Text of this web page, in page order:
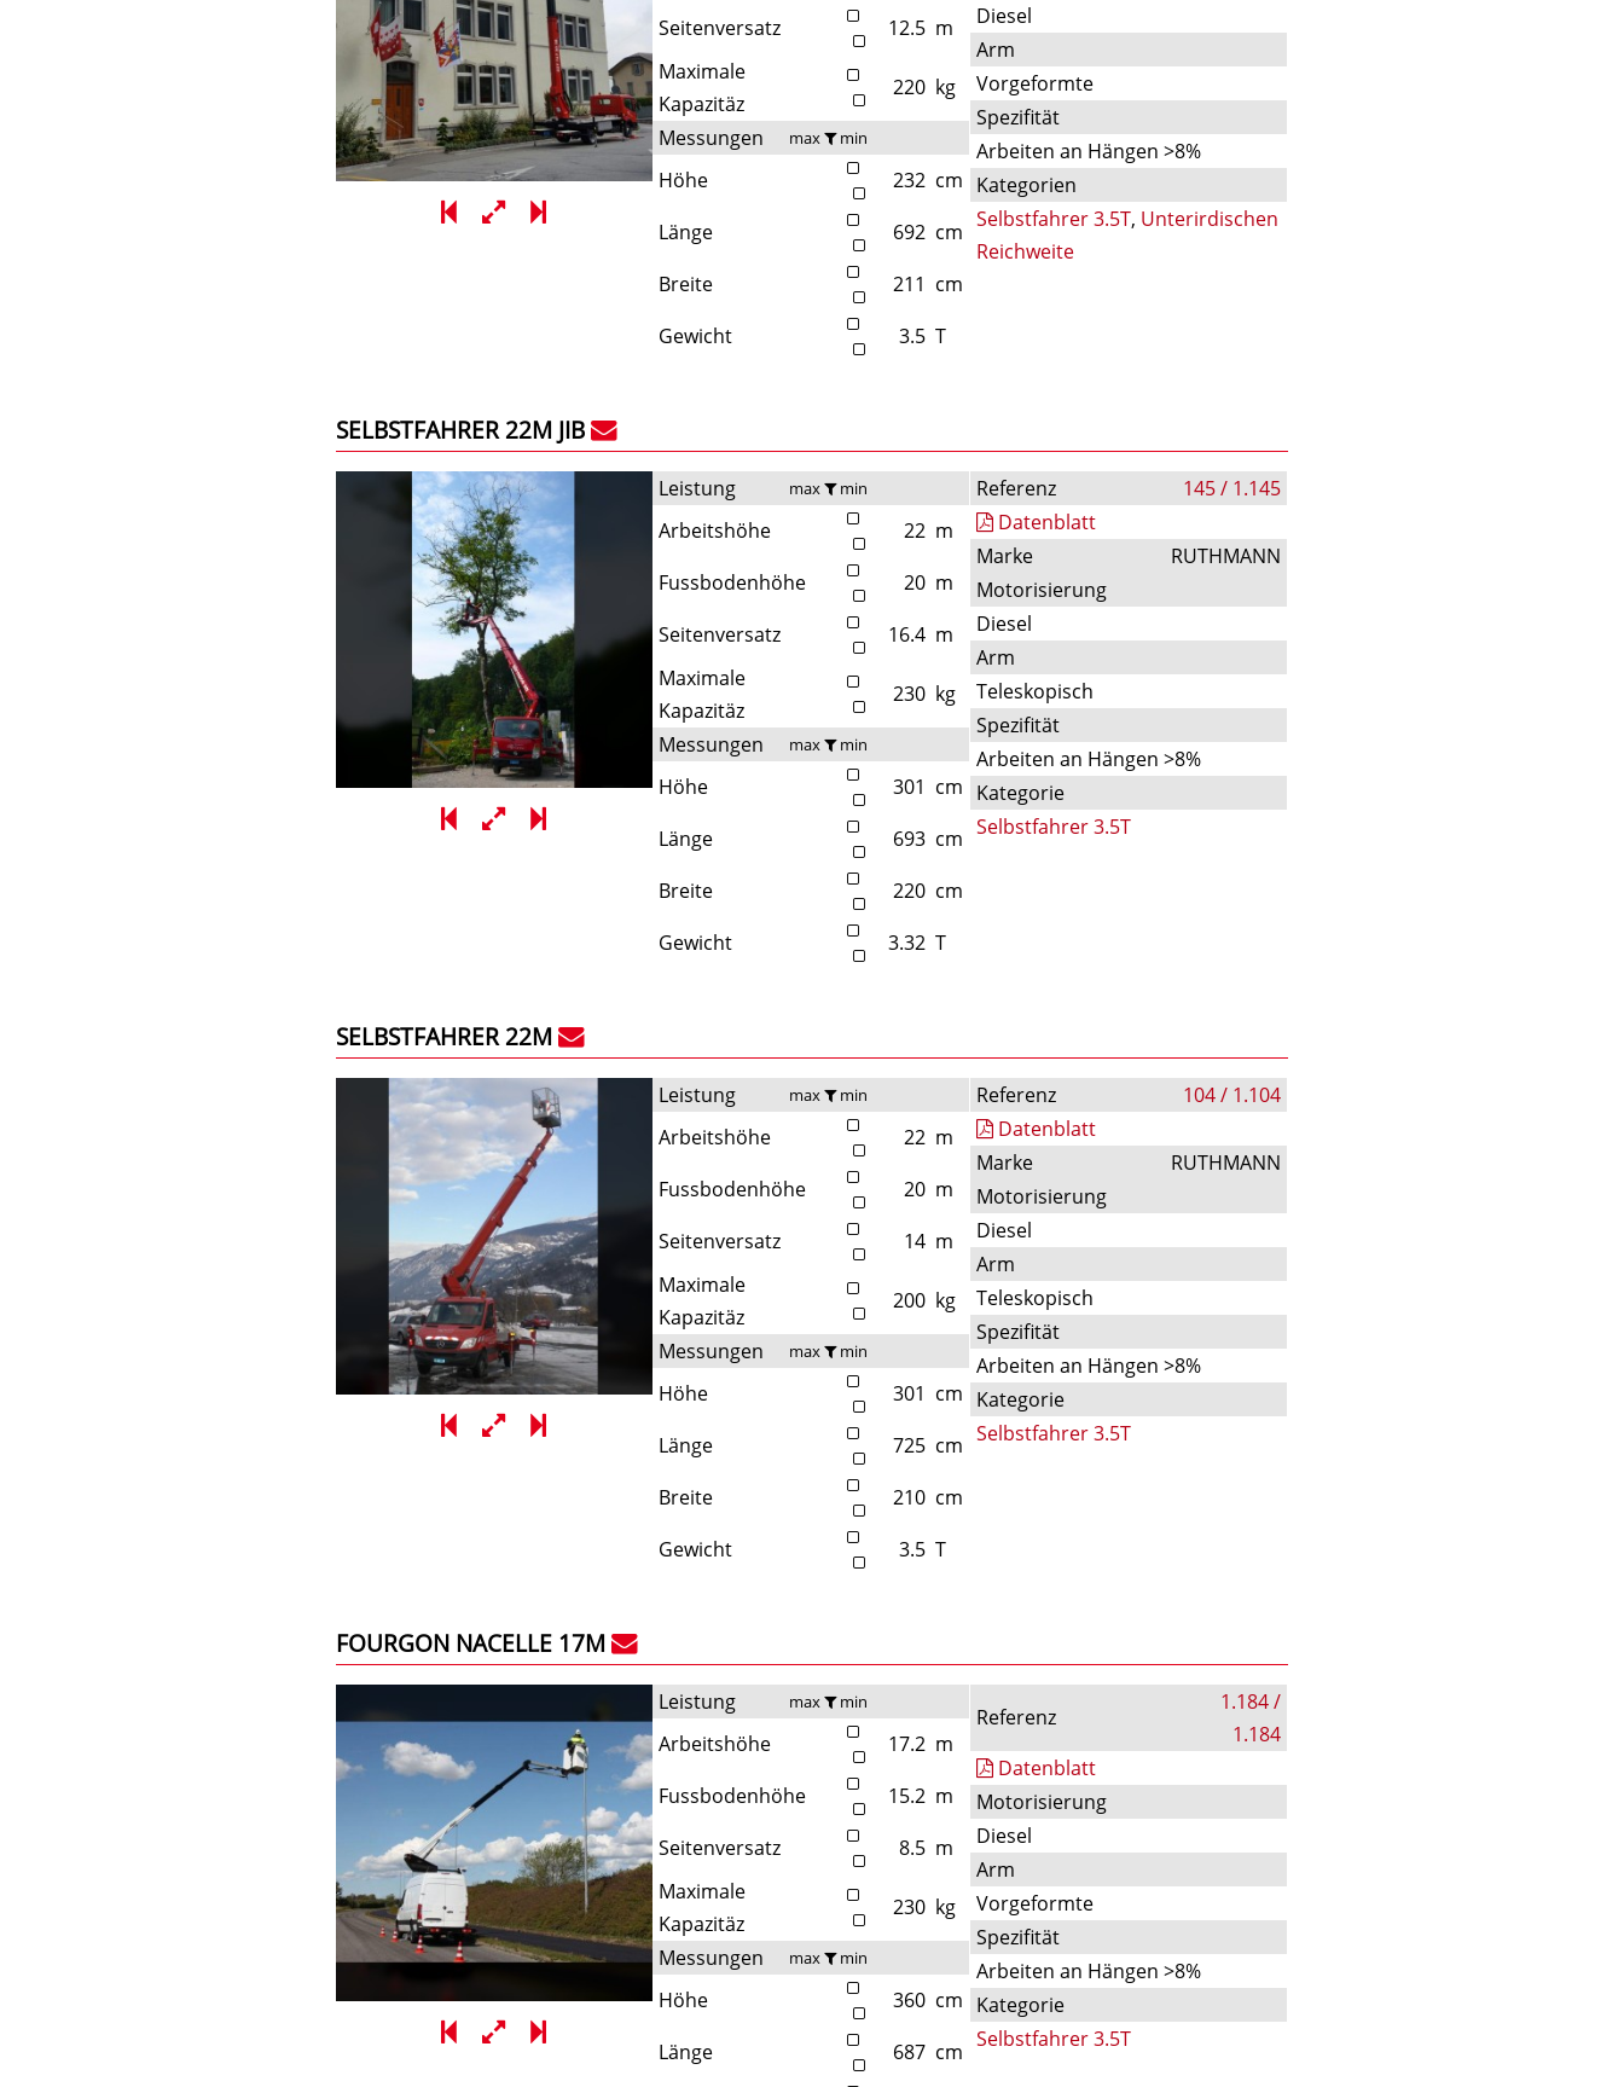
Seitenversatz
12.5 m
Maximale
Kapazitäz
220 kg
Messungen
max min
Höhe 232 cm
Länge
692 cm
Breite
211 cm
Gewicht
3.5 T
Diesel
Arm
Vorgeformte
Spezifität
Arbeiten an Hängen >8%
Kategorien
Selbstfahrer 3.5T, Unterirdischen
Reichweite
SELBSTFAHRER 22M JIB
Leistung max min
Arbeitshöhe 22 m
Fussbodenhöhe
20 m
Seitenversatz
16.4 m
Maximale
Kapazitäz
230 kg
Messungen
max min
Höhe 301 cm
Länge
693 cm
Breite
220 cm
Gewicht
3.32 T
Referenz
145 / 1.145
Datenblatt
Marke
RUTHMANN
Motorisierung
Diesel
Arm
Teleskopisch
Spezifität
Arbeiten an Hängen >8%
Kategorie
Selbstfahrer 3.5T
SELBSTFAHRER 22M
Leistung max min
Arbeitshöhe 22 m
Fussbodenhöhe
20 m
Seitenversatz
14 m
Maximale
Kapazitäz
200 kg
Messungen
max min
Höhe 301 cm
Länge
725 cm
Breite
210 cm
Gewicht
3.5 T
Referenz
104 / 1.104
Datenblatt
Marke
RUTHMANN
Motorisierung
Diesel
Arm
Teleskopisch
Spezifität
Arbeiten an Hängen >8%
Kategorie
Selbstfahrer 3.5T
FOURGON NACELLE 17M
Leistung max min
Arbeitshöhe 17.2 m
Fussbodenhöhe
15.2 m
Seitenversatz
8.5 m
Maximale
Kapazitäz
230 kg
Messungen
max min
Höhe 360 cm
Länge
687 cm
Referenz
1.184 /
1.184
Datenblatt
Motorisierung
Diesel
Arm
Vorgeformte
Spezifität
Arbeiten an Hängen >8%
Kategorie
Selbstfahrer 3.5T